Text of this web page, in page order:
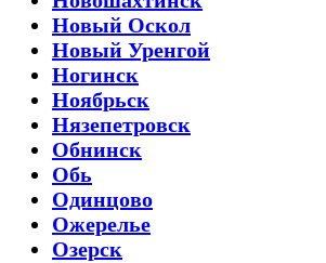
Новый Оскол
Новый Уренгой
Ногинск
Ноябрьск
Нязепетровск
Обнинск
Обь
Одинцово
Ожерелье
Озерск